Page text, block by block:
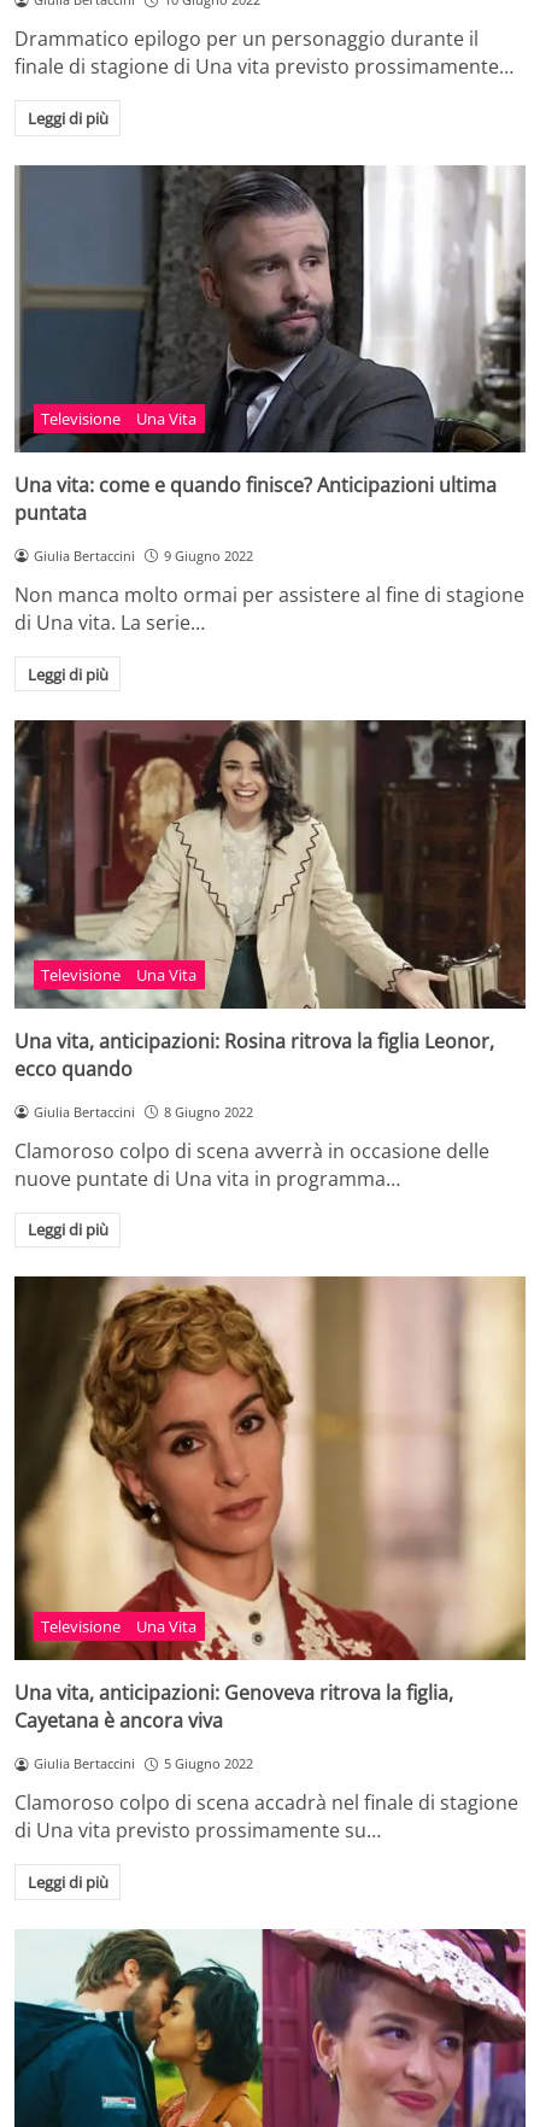
Drammatico epilogo per un personaggio durante il
finale di stagione di Una vita previsto prossimamente…
Leggi di più
Televisione Una Vita
Una vita: come e quando finisce? Anticipazioni ultima
puntata
Giulia Bertaccini 9 Giugno 2022
Non manca molto ormai per assistere al fine di stagione
di Una vita. La serie…
Leggi di più
Televisione Una Vita
Una vita, anticipazioni: Rosina ritrova la figlia Leonor,
ecco quando
Giulia Bertaccini 8 Giugno 2022
Clamoroso colpo di scena avverrà in occasione delle
nuove puntate di Una vita in programma…
Leggi di più
Televisione Una Vita
Una vita, anticipazioni: Genoveva ritrova la figlia,
Cayetana è ancora viva
Giulia Bertaccini 5 Giugno 2022
Clamoroso colpo di scena accadrà nel finale di stagione
di Una vita previsto prossimamente su…
Leggi di più